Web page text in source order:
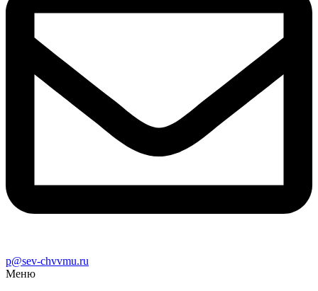
p@sev-chvvmu.ru
Меню